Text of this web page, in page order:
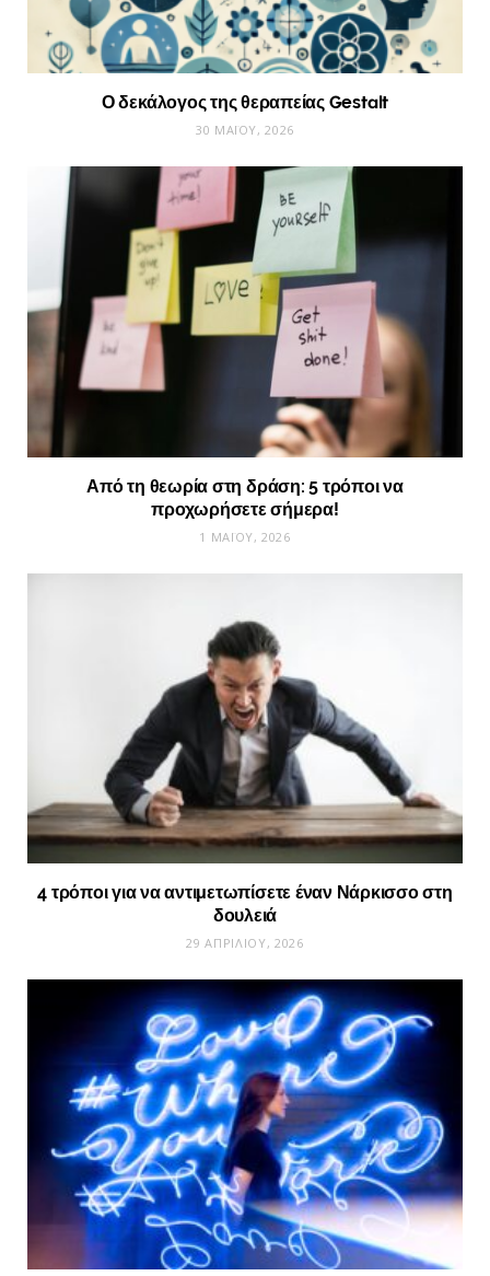
Ο δεκάλογος της θεραπείας Gestalt
30 ΜΑΪ́ΟΥ, 2026
Από τη θεωρία στη δράση: 5 τρόποι να
προχωρήσετε σήμερα!
1 ΜΑΪ́ΟΥ, 2026
4 τρόποι για να αντιμετωπίσετε έναν Νάρκισσο στη
δουλειά
29 ΑΠΡΙΛΊΟΥ, 2026